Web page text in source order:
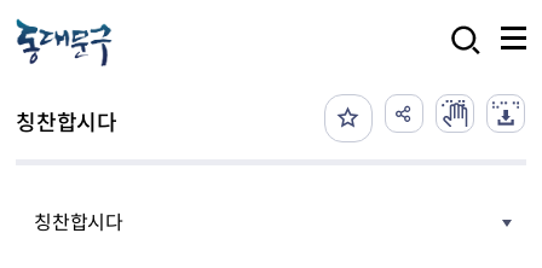
칭찬합시다
칭찬합시다